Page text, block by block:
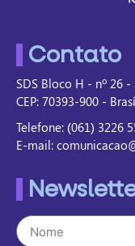
Contato
SDS Bloco H - nº 26
CEP: 70393-900 -
Telefone: (061) 3226
E-mail: